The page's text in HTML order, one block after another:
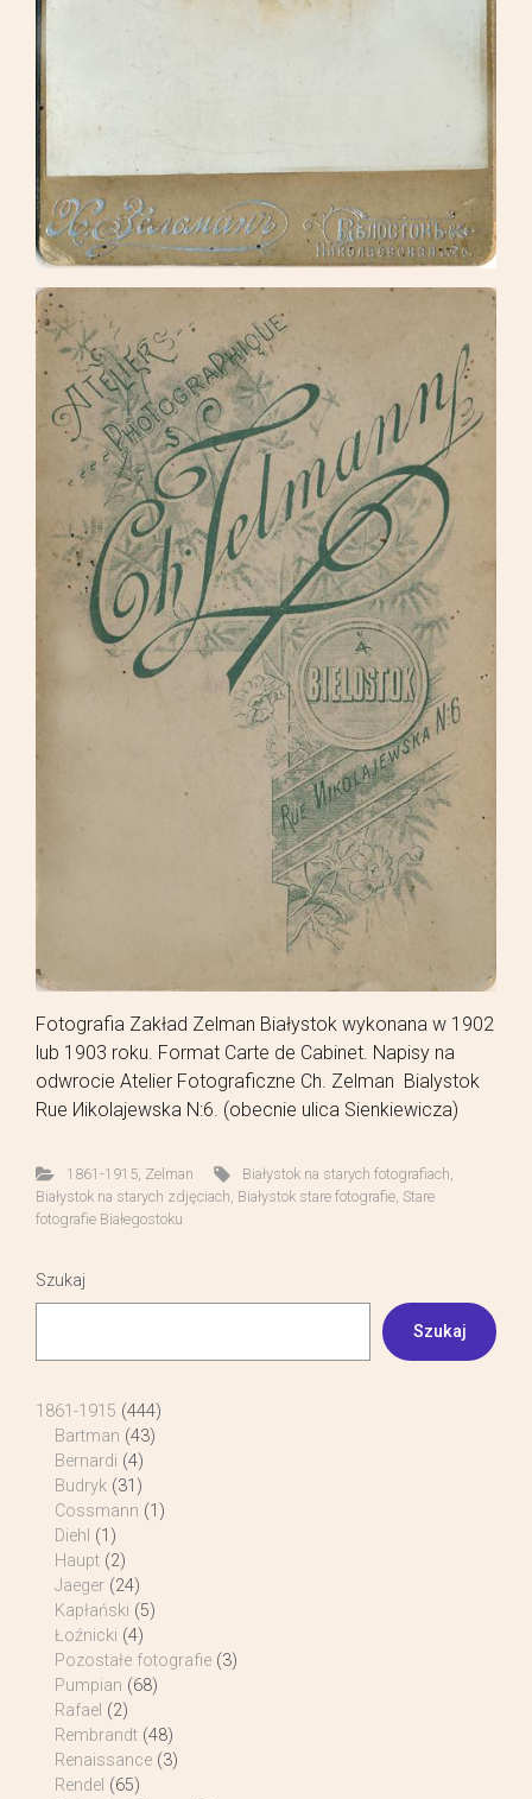
Fotografia Zakład Zelman Białystok wykonana w 1902
lub 1903 roku. Format Carte de Cabinet. Napisy na
odwrocie Atelier Fotograficzne Ch. Zelman Bialystok
Rue Иikolajewska N:6. (obecnie ulica Sienkiewicza)
1861-1915, Zelman Białystok na starych fotografiach
Białystok na starych zdjęciach Białystok stare fotografie Stare
fotografie Białegostoku
Szukaj
Szukaj
1861-1915 (444)
Bartman (43)
Bernardi (4)
Budryk (31)
Cossmann (1)
Diehl (1)
Haupt (2)
Jaeger (24)
Kapłański (5)
Łoźnicki (4)
Pozostałe fotografie (3)
Pumpian (68)
Rafael (2)
Rembrandt (48)
Renaissance (3)
Rendel (65)